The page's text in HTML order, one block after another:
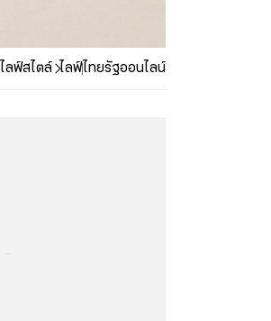
ไลฟ์สไตล์ ไลฟ์ไทยรัฐออนไลน์